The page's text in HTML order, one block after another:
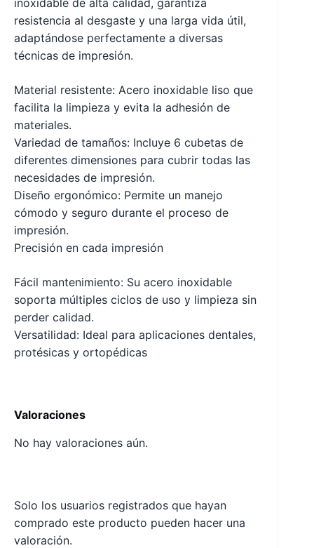
resistencia al desgaste y una larga vida útil,
adaptándose perfectamente a diversas
técnicas de impresión.
Material resistente: Acero inoxidable liso que
facilita la limpieza y evita la adhesión de
materiales.
Variedad de tamaños: Incluye 6 cubetas de
diferentes dimensiones para cubrir todas las
necesidades de impresión.
Diseño ergonómico: Permite un manejo
cómodo y seguro durante el proceso de
impresión.
Precisión en cada impresión
Fácil mantenimiento: Su acero inoxidable
soporta múltiples ciclos de uso y limpieza sin
perder calidad.
Versatilidad: Ideal para aplicaciones dentales,
protésicas y ortopédicas
Valoraciones
No hay valoraciones aún.
Solo los usuarios registrados que hayan
comprado este producto pueden hacer una
valoración.